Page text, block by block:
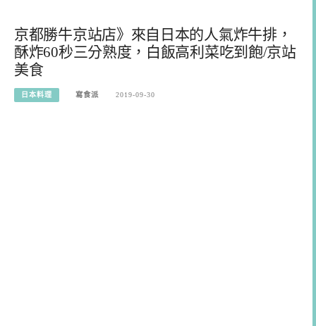
京都勝牛京站店》來自日本的人氣炸牛排，
酥炸60秒三分熟度，白飯高利菜吃到飽/京站
美食
日本料理 寫食派 2019-09-30